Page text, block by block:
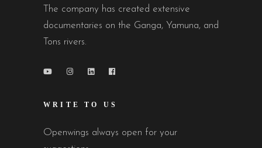
The company has created extensive
documentaries on the Ganga, Yamuna, and
Tons rivers.
WRITE TO US
Openwings always open for your